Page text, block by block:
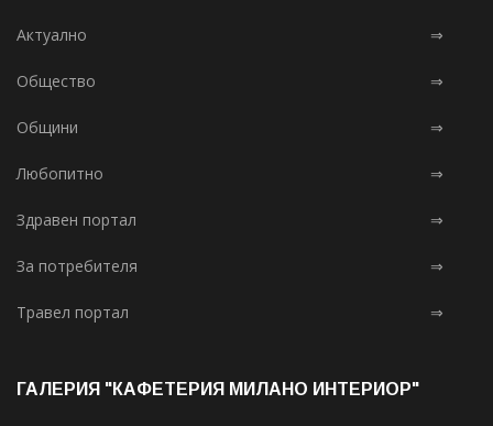
Актуално ⇒
Общество ⇒
Общини ⇒
Любопитно ⇒
Здравен портал ⇒
За потребителя ⇒
Травел портал ⇒
ГАЛЕРИЯ "КАФЕТЕРИЯ МИЛАНО ИНТЕРИОР"